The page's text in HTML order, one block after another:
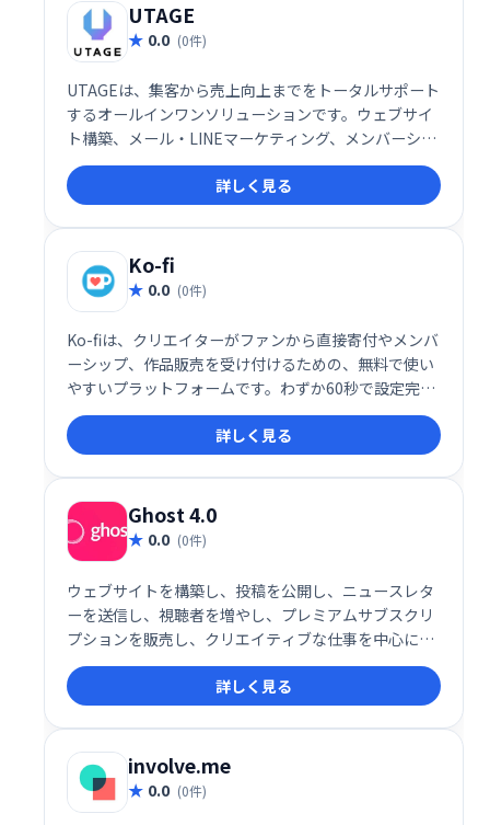
UTAGE
0.0 (0件)
UTAGEは、集客から売上向上までをトータルサポート
するオールインワンソリューションです。ウェブサイ
ト構築、メール・LINEマーケティング、メンバーシッ
プ管理、決済処理、顧客情報管理、業務自動化など、
ビジネスに必要な機能を網羅。煩雑な作業を効率化
し、売上アップを実現します。集客や売上向上でお悩
みの事業者様は、ぜひUTAGEをご検討ください。
詳しく見る
Ko-fi
0.0 (0件)
Ko-fiは、クリエイターがファンから直接寄付やメンバ
ーシップ、作品販売を受け付けるための、無料で使い
やすいプラットフォームです。わずか60秒で設定完
了。無料ショップ機能やメンバーシップ機能、販売機
能などを活用して、安定した収入源を構築できます。
クリエイター活動を支援し、ファンとより深くつなが
るための最適なツールです。
詳しく見る
Ghost 4.0
0.0 (0件)
ウェブサイトを構築し、投稿を公開し、ニュースレタ
ーを送信し、視聴者を増やし、プレミアムサブスクリ
プションを販売し、クリエイティブな仕事を中心に持
続可能なビジネスを作成します。Ghost 4.0はそれを
すべて実行し、さらに多くのことを実行します。
詳しく見る
involve.me
0.0 (0件)